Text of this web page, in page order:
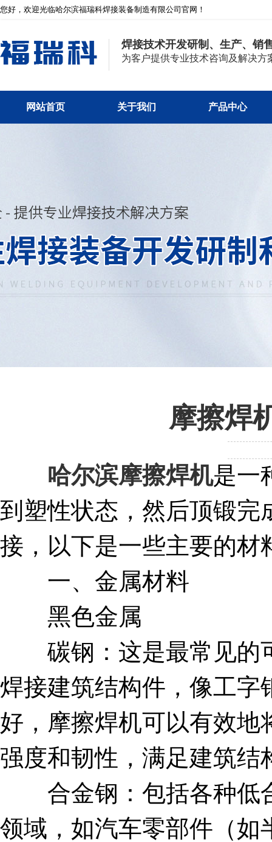
您好，欢迎光临哈尔滨福瑞科焊接装备制造有限公司官网！
焊接技术开发研制、生产、销
为客户提供专业技术咨询及解决方
网站首页 关于我们 产品中心
摩擦焊
哈尔滨摩擦焊机是一
到塑性状态，然后顶锻完
接，以下是一些主要的材
一、金属材料
黑色金属
碳钢：这是最常见的
焊接建筑结构件，像工字
好，摩擦焊机可以有效地
强度和韧性，满足建筑结
合金钢：包括各种低
领域，如汽车零部件（如